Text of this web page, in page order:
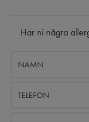
Har ni några